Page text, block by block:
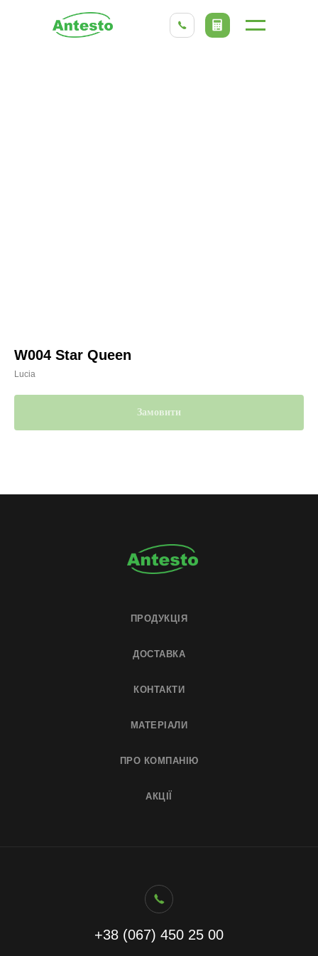
W004 Star Queen
Lucia
Замовити
+38 (067) 450 25 00
ПРОДУКЦІЯ
МАТЕРІАЛИ
АКЦІЇ
ДОСТАВКА
ПРО КОМПАНІЮ
КОНТАКТИ